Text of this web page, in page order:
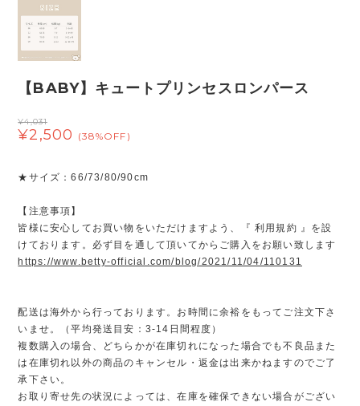
【BABY】キュートプリンセスロンパース
¥4,031
¥2,500 (38%OFF)
★サイズ：66/73/80/90cm
【注意事項】
皆様に安心してお買い物をいただけますよう、『 利用規約 』を設
けております。必ず目を通して頂いてからご購入をお願い致します
https://www.betty-official.com/blog/2021/11/04/110131
配送は海外から行っております。お時間に余裕をもってご注文下さ
いませ。（平均発送目安：3-14日間程度）
複数購入の場合、どちらかが在庫切れになった場合でも不良品また
は在庫切れ以外の商品のキャンセル・返金は出来かねますのでご了
承下さい。
お取り寄せ先の状況によっては、在庫を確保できない場合がござい